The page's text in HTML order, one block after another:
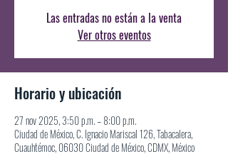
Las entradas no están a la venta
Ver otros eventos
Horario y ubicación
27 nov 2025, 3:50 p.m. – 8:00 p.m.
Ciudad de México, C. Ignacio Mariscal 126, Tabacalera,
Cuauhtémoc, 06030 Ciudad de México, CDMX, México